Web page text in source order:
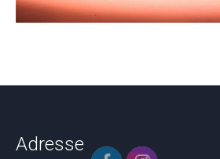
Adresse